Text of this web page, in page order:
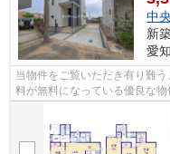
中
新
愛
当物件をご覧いただき有り難
料が無料になっている優良な
せて頂きますのでお気軽にお